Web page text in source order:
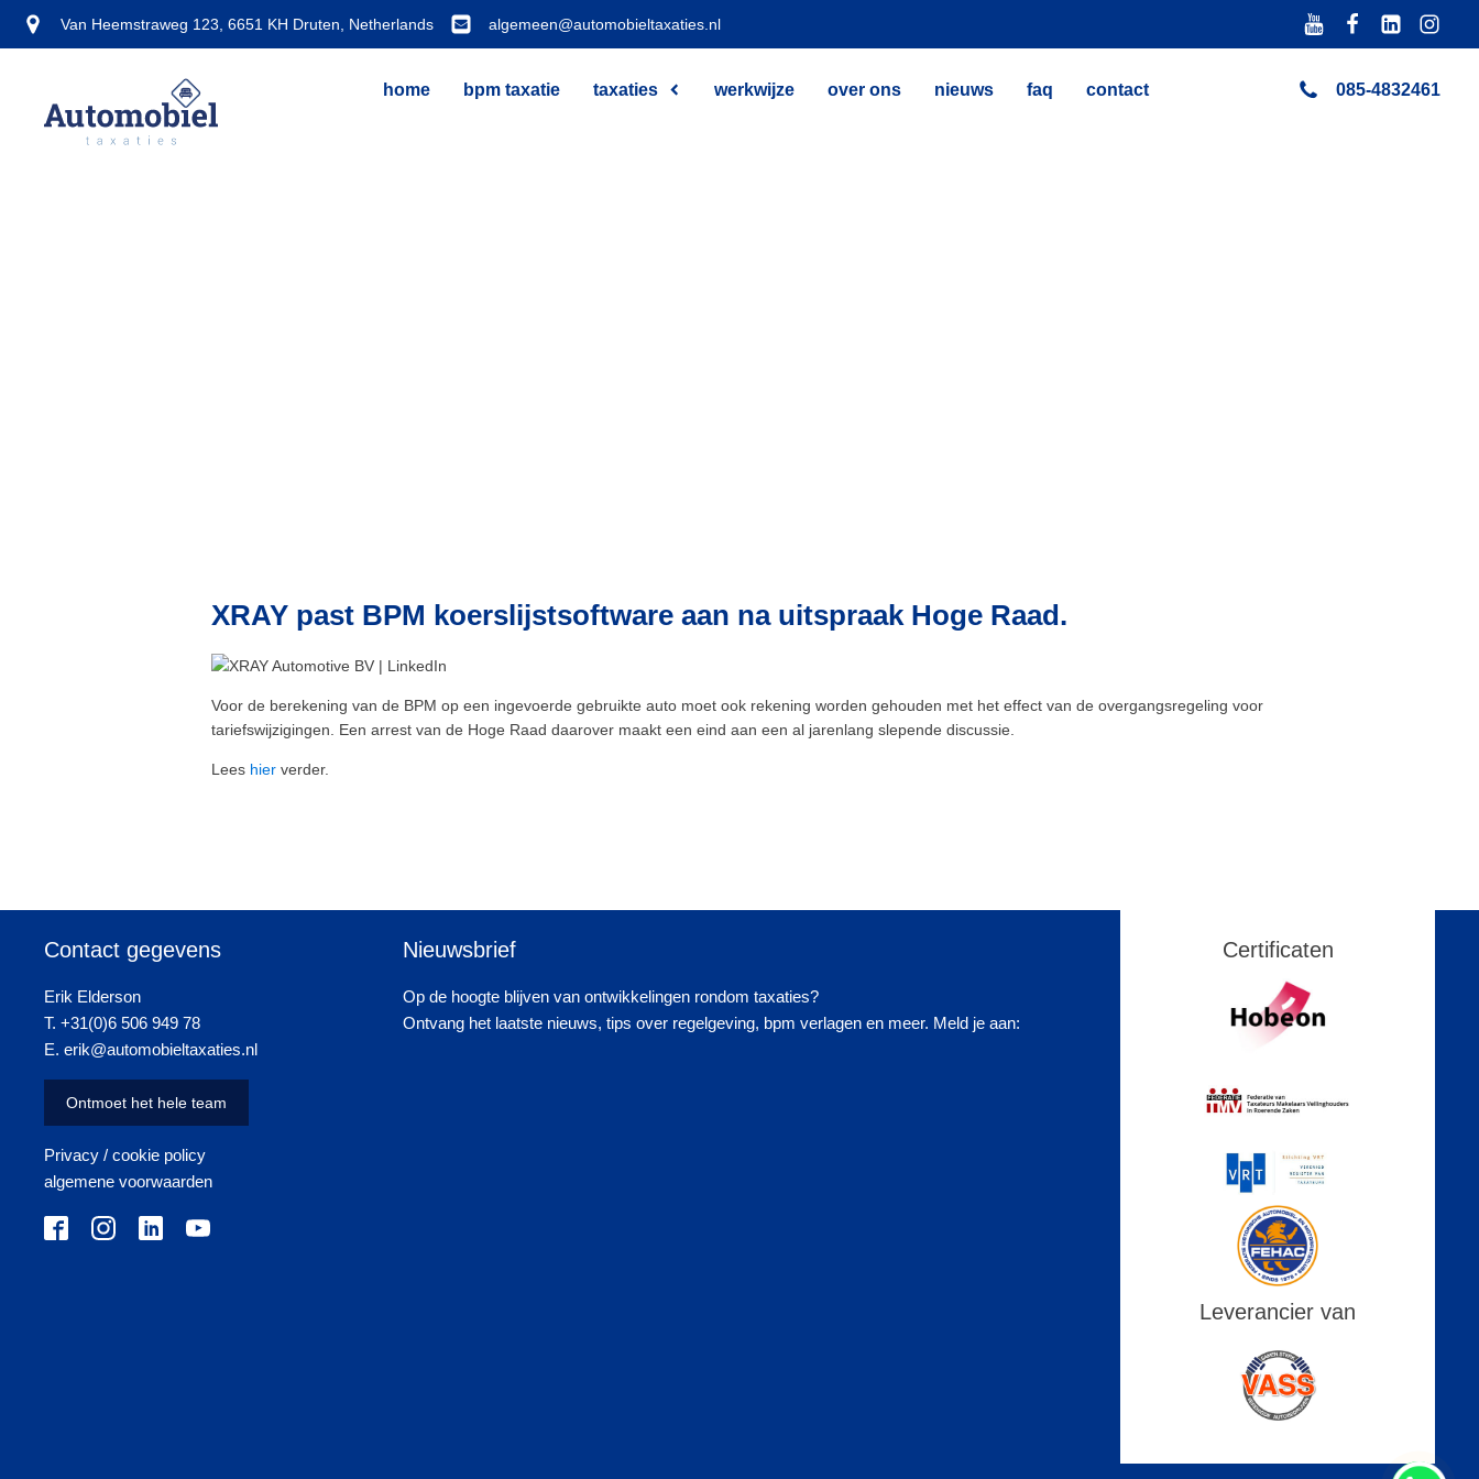
Van Heemstraweg 123, 6651 KH Druten, Netherlands algemeen@automobieltaxaties.nl
home bpm taxatie taxaties werkwijze over ons nieuws faq contact 085-4832461
XRAY past BPM koerslijstsoftware aan na uitspraak Hoge Raad.
Voor de berekening van de BPM op een ingevoerde gebruikte auto moet ook rekening worden gehouden met het effect van de overgangsregeling voor
tariefswijzigingen. Een arrest van de Hoge Raad daarover maakt een eind aan een al jarenlang slepende discussie.
Lees hier verder.
Contact gegevens
Erik Elderson
T. +31(0)6 506 949 78
E. erik@automobieltaxaties.nl
Ontmoet het hele team
Privacy / cookie policy
algemene voorwaarden
Nieuwsbrief
Op de hoogte blijven van ontwikkelingen rondom taxaties?
Ontvang het laatste nieuws, tips over regelgeving, bpm verlagen en meer. Meld je aan:
Certificaten
Leverancier van